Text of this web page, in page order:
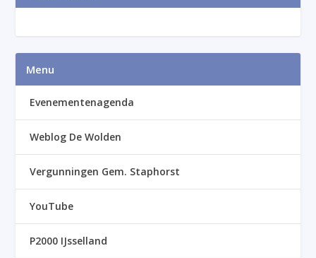
Menu
Evenementenagenda
Weblog De Wolden
Vergunningen Gem. Staphorst
YouTube
P2000 IJsselland